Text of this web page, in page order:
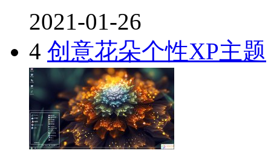
2021-01-26
4 创意花朵个性XP主题